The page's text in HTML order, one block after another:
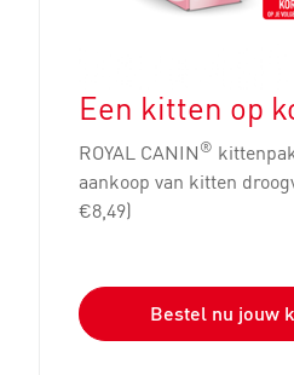
Een kitten op
ROYAL CANIN®
aankoop van kitten
€8,49)
Bestel nu jouw